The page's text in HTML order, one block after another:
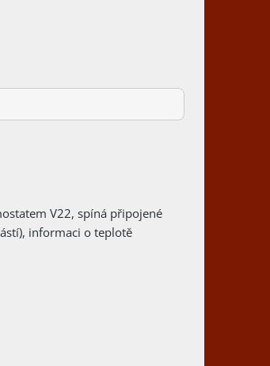
V22, spíná připojené
informaci o teplotě